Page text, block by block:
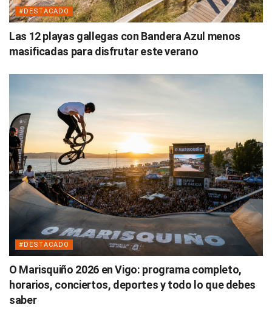
#DESTACADO
Las 12 playas gallegas con Bandera Azul menos
masificadas para disfrutar este verano
#DESTACADO
O Marisquiño 2026 en Vigo: programa completo,
horarios, conciertos, deportes y todo lo que debes
saber